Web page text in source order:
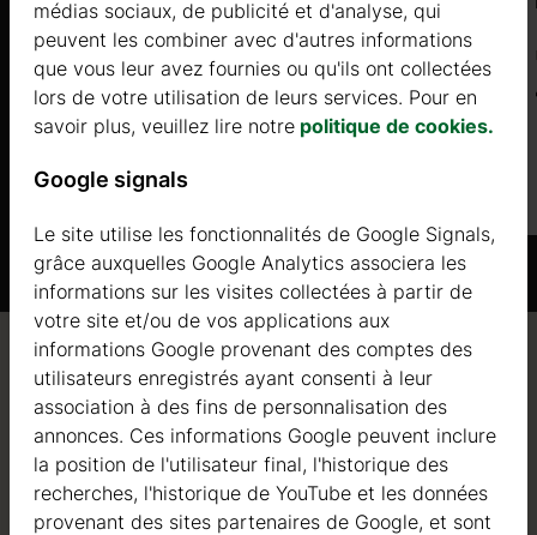
3300 €
Qualité / garantie / conseil
Qualité
médias sociaux, de publicité et d'analyse, qui
peuvent les combiner avec d'autres informations
que vous leur avez fournies ou qu'ils ont collectées
lors de votre utilisation de leurs services. Pour en
savoir plus, veuillez lire notre politique de cookies.
Google signals
Le site utilise les fonctionnalités de Google Signals,
grâce auxquelles Google Analytics associera les
informations sur les visites collectées à partir de
votre site et/ou de vos applications aux
informations Google provenant des comptes des
utilisateurs enregistrés ayant consenti à leur
association à des fins de personnalisation des
annonces. Ces informations Google peuvent inclure
la position de l'utilisateur final, l'historique des
recherches, l'historique de YouTube et les données
provenant des sites partenaires de Google, et sont